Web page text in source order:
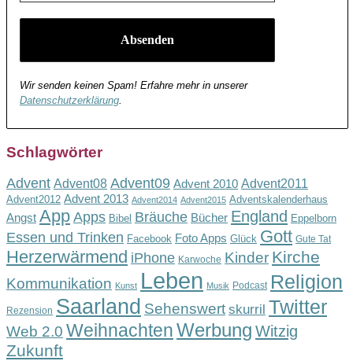
Wir senden keinen Spam! Erfahre mehr in unserer
Datenschutzerklärung
Schlagwörter
Advent Advent08 Advent09 Advent 2010 Advent2011
Advent2012 Advent 2013 Advent2014 Advent2015 Adventskalenderhaus
Angst App Apps Bibel Bräuche Bücher England Eppelborn
Essen und Trinken Facebook Foto Apps Glück Gott Gute Tat
Herzerwärmend iPhone Karwoche Kinder Kirche
Kommunikation Kunst Leben Musik Podcast Religion
Rezension Saarland Sehenswert skurril Twitter
Web 2.0 WeihnachtenWerbung Witzig
Zukunft